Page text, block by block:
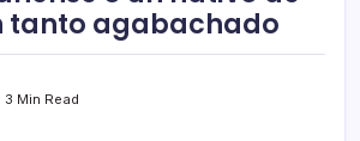
tanto agabachado
3 Min Read